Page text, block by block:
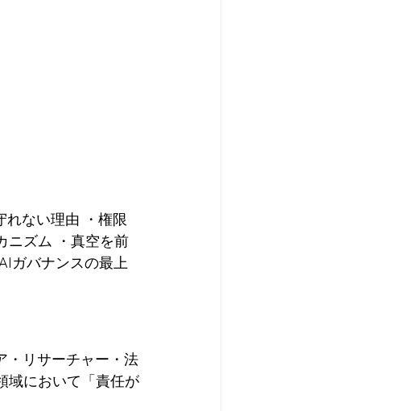
れない理由 ・権限
ニズム ・真空を前
ガバナンスの最上
・リサーチャー・法
域において「責任が